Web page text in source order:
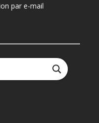
par e-mail